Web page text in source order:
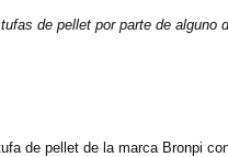
de pellet por parte de
de pellet de la marca Bronpi